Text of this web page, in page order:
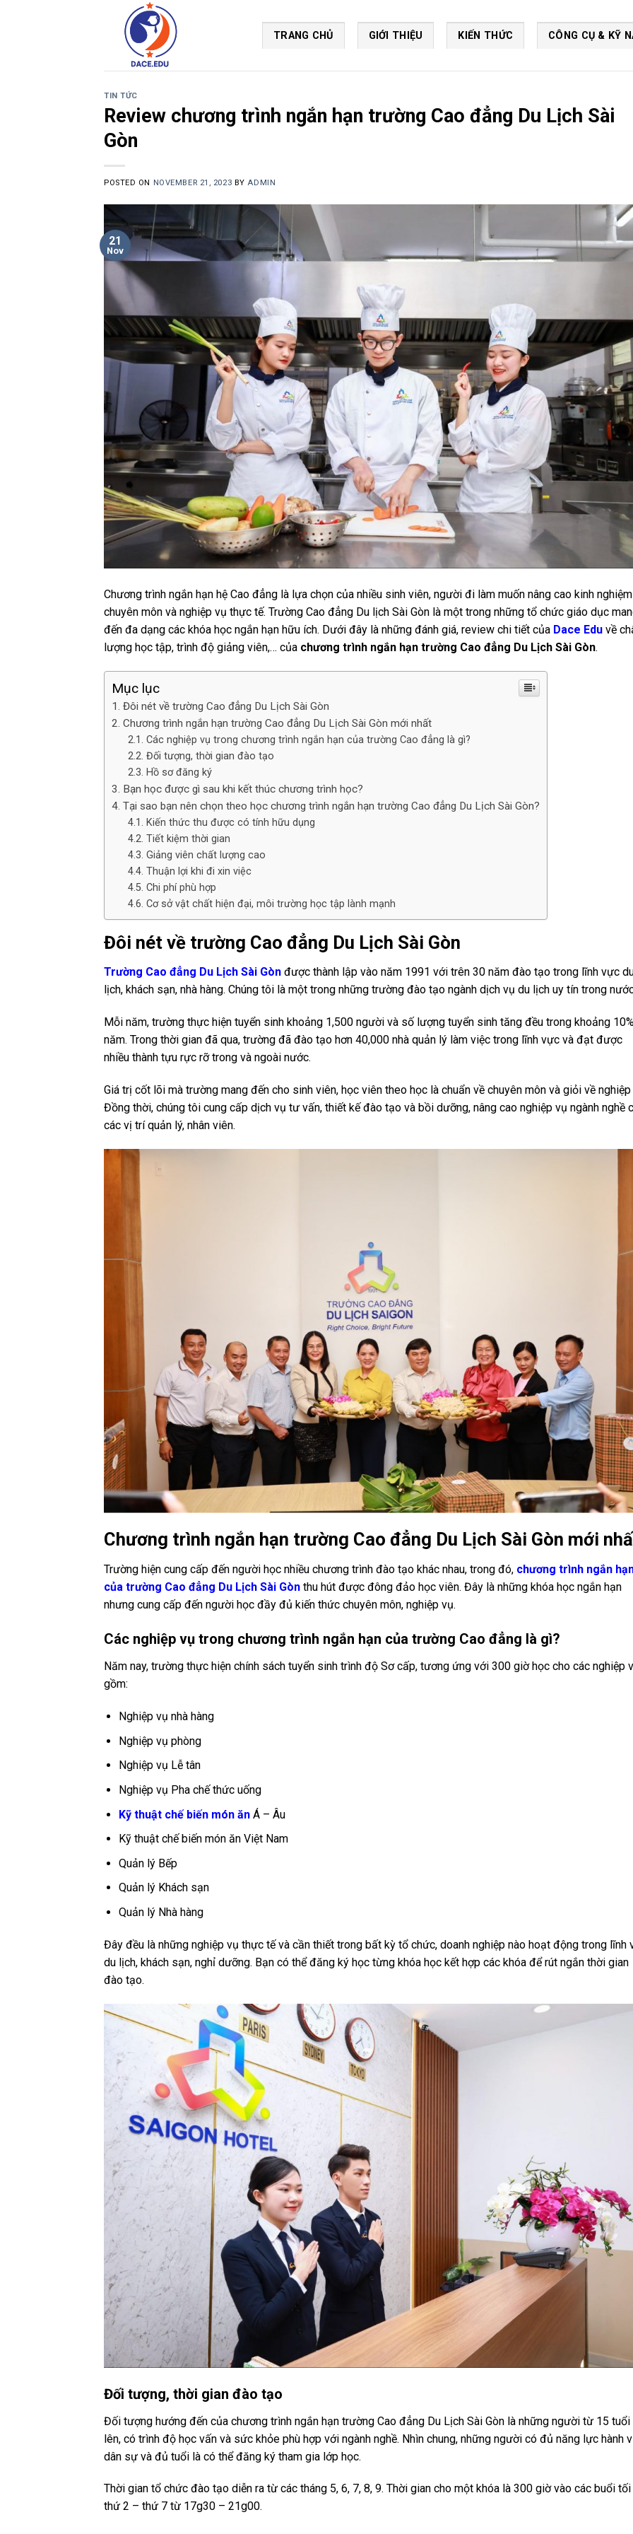
TRANG CHỦ GIỚI THIỆU KIẾN THỨC CÔNG CỤ & KỸ
TIN TỨC
Review chương trình ngắn hạn trường Cao đẳng Du Lịch Sài
Gòn
POSTED ON NOVEMBER 21, 2023 BY ADMIN
21
Nov
Chương trình ngắn hạn hệ Cao đẳng là lựa chọn của nhiều sinh viên, người đi làm muốn nâng cao kinh nghiệm
chuyên môn và nghiệp vụ thực tế. Trường Cao đẳng Du lịch Sài Gòn là một trong những tổ chức giáo dục
đến đa dạng các khóa học ngắn hạn hữu ích. Dưới đây là những đánh giá, review chi tiết của Dace Edu về
lượng học tập, trình độ giảng viên,… của chương trình ngắn hạn trường Cao đẳng Du Lịch Sài Gòn.
Mục lục
Đôi nét về trường Cao đẳng Du Lịch Sài Gòn
Chương trình ngắn hạn trường Cao đẳng Du Lịch Sài Gòn mới nhất
Các nghiệp vụ trong chương trình ngắn hạn của trường Cao đẳng là gì?
Đối tượng, thời gian đào tạo
Hồ sơ đăng ký
Bạn học được gì sau khi kết thúc chương trình học?
Tại sao bạn nên chọn theo học chương trình ngắn hạn trường Cao đẳng Du Lịch Sài Gòn?
Kiến thức thu được có tính hữu dụng
Tiết kiệm thời gian
Giảng viên chất lượng cao
Thuận lợi khi đi xin việc
Chi phí phù hợp
Cơ sở vật chất hiện đại, môi trường học tập lành mạnh
Đôi nét về trường Cao đẳng Du Lịch Sài Gòn
Trường Cao đẳng Du Lịch Sài Gòn được thành lập vào năm 1991 với trên 30 năm đào tạo trong lĩnh vực
lịch, khách sạn, nhà hàng. Chúng tôi là một trong những trường đào tạo ngành dịch vụ du lịch uy tín trong
Mỗi năm, trường thực hiện tuyển sinh khoảng 1,500 người và số lượng tuyển sinh tăng đều trong khoảng
năm. Trong thời gian đã qua, trường đã đào tạo hơn 40,000 nhà quản lý làm việc trong lĩnh vực và đạt được
nhiều thành tựu rực rỡ trong và ngoài nước.
Giá trị cốt lõi mà trường mang đến cho sinh viên, học viên theo học là chuẩn về chuyên môn và giỏi về nghiệp
Đồng thời, chúng tôi cung cấp dịch vụ tư vấn, thiết kế đào tạo và bồi dưỡng, nâng cao nghiệp vụ ngành nghề
các vị trí quản lý, nhân viên.
Chương trình ngắn hạn trường Cao đẳng Du Lịch Sài Gòn mới
Trường hiện cung cấp đến người học nhiều chương trình đào tạo khác nhau, trong đó, chương trình ngắn
của trường Cao đẳng Du Lịch Sài Gòn thu hút được đông đảo học viên. Đây là những khóa học ngắn hạn
nhưng cung cấp đến người học đầy đủ kiến thức chuyên môn, nghiệp vụ.
Các nghiệp vụ trong chương trình ngắn hạn của trường Cao đẳng là gì?
Năm nay, trường thực hiện chính sách tuyển sinh trình độ Sơ cấp, tương ứng với 300 giờ học cho các nghiệp
gồm:
Nghiệp vụ nhà hàng
Nghiệp vụ phòng
Nghiệp vụ Lễ tân
Nghiệp vụ Pha chế thức uống
Kỹ thuật chế biến món ănÁ – Âu
Kỹ thuật chế biến món ăn Việt Nam
Quản lý Bếp
Quản lý Khách sạn
Quản lý Nhà hàng
Đây đều là những nghiệp vụ thực tế và cần thiết trong bất kỳ tổ chức, doanh nghiệp nào hoạt động trong lĩnh
du lịch, khách sạn, nghỉ dưỡng. Bạn có thể đăng ký học từng khóa học kết hợp các khóa để rút ngắn thời gian
đào tạo.
Đối tượng, thời gian đào tạo
Đối tượng hướng đến của chương trình ngắn hạn trường Cao đẳng Du Lịch Sài Gòn là những người từ 15 tuổi
lên, có trình độ học vấn và sức khỏe phù hợp với ngành nghề. Nhìn chung, những người có đủ năng lực hành
dân sự và đủ tuổi là có thể đăng ký tham gia lớp học.
Thời gian tổ chức đào tạo diễn ra từ các tháng 5, 6, 7, 8, 9. Thời gian cho một khóa là 300 giờ vào các buổi tối
thứ 2 – thứ 7 từ 17g30 – 21g00.